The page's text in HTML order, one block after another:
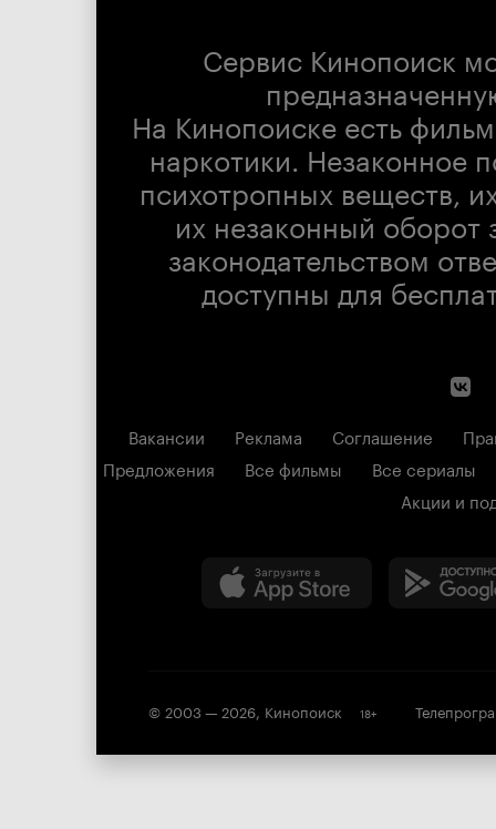
Сервис Кинопоиск
На Кинопоиске есть
наркотики. Незаконное
психотропных веществ,
их незаконный оборот
законодательством
доступны для
Вакансии Реклама Соглашение
Предложения
Все фильмы
Все сериалы
Акции и
© 2003 — 2026, Кинопоиск 18+